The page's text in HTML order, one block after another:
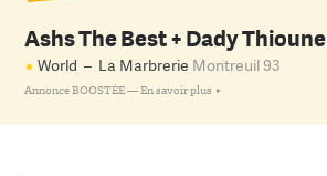
Ashs The Best + Dady Thioune
World – La Marbrerie Montreuil 93
Annonce BOOSTÉE —En savoir plus